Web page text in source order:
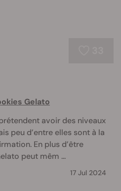
Gelato
avoir des niveaux
peu d’entre elles sont à la
En plus d’être
peut mêm ...
17 Jul 2024